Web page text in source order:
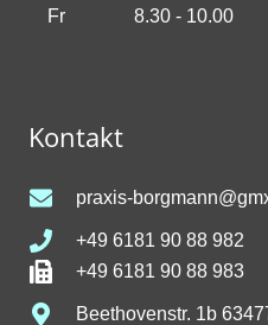
Fr 8.30 - 10.00
Kontakt
praxis-
+49 6181 90 88 982
+49 6181 90 88 983
Beethovenstr. 1b